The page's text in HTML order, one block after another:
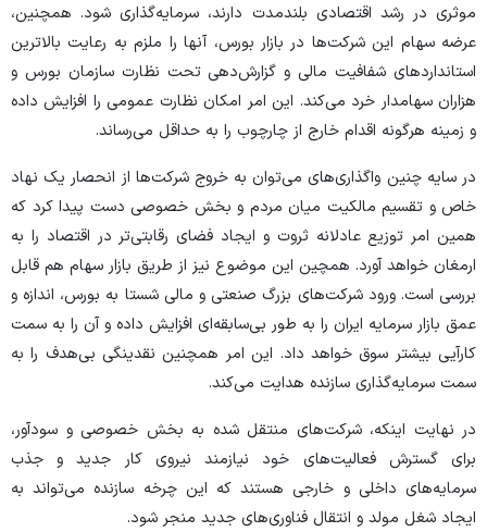
موثری در رشد اقتصادی بلندمدت دارند، سرمایه‌گذاری شود. همچنین،
عرضه سهام این شرکت‌ها در بازار بورس، آنها را ملزم به رعایت بالاترین
استاندارد‌های شفافیت مالی و گزارش‌دهی تحت نظارت سازمان بورس و
هزاران سهامدار خرد می‌کند. این امر امکان نظارت عمومی را افزایش داده
و زمینه هرگونه اقدام خارج از چارچوب را به حداقل می‌رساند.
در سایه‌ چنین واگذاری‌های می‌توان به خروج شرکت‌ها از انحصار یک نهاد
خاص و تقسیم مالکیت میان مردم و بخش خصوصی دست پیدا کرد که
همین امر توزیع عادلانه ثروت و ایجاد فضای رقابتی‌تر در اقتصاد را به
ارمغان خواهد آورد. همچین این موضوع نیز از طریق بازار سهام هم قابل
بررسی است. ورود شرکت‌های بزرگ صنعتی و مالی شستا به بورس، اندازه و
عمق بازار سرمایه ایران را به طور بی‌سابقه‌ای افزایش داده و آن را به سمت
کارآیی بیشتر سوق خواهد داد. این امر همچنین نقدینگی بی‌هدف را به
سمت سرمایه‌گذاری سازنده هدایت می‌کند.
در نهایت اینکه، شرکت‌های منتقل شده به بخش خصوصی و سودآور،
برای گسترش فعالیت‌های خود نیازمند نیروی کار جدید و جذب
سرمایه‌های داخلی و خارجی هستند که این چرخه سازنده می‌تواند به
ایجاد شغل مولد و انتقال فناوری‌های جدید منجر شود.